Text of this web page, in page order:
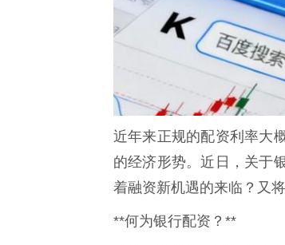
近年来正规的配资利率大
的经济形势。近日，关于
着融资新机遇的来临？又
**何为银行配资？**